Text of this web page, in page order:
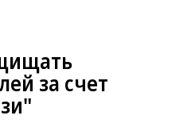
за счет